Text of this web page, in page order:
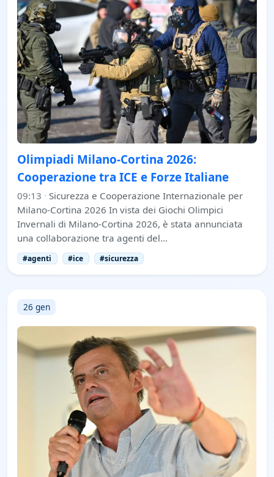
Olimpiadi Milano-Cortina 2026:
Cooperazione tra ICE e Forze Italiane
09:13 · Sicurezza e Cooperazione Internazionale per
Milano-Cortina 2026 In vista dei Giochi Olimpici
Invernali di Milano-Cortina 2026, è stata annunciata
una collaborazione tra agenti del…
#agenti #ice #sicurezza
26 gen